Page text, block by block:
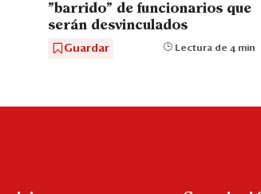
"barrido" de funcionarios que
serán desvinculados
Guardar Lectura de 4 min